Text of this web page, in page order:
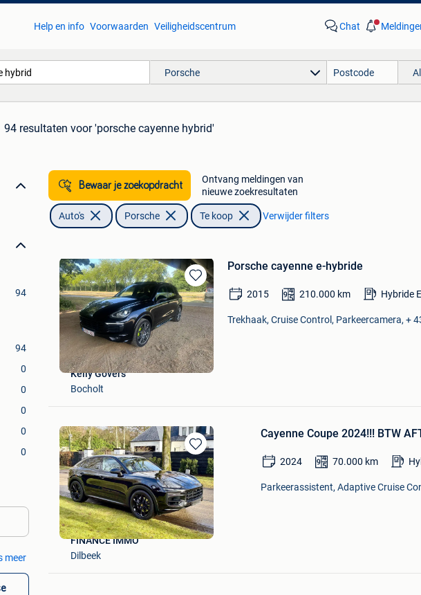
Help en info Voorwaarden Veiligheidscentrum Chat
Porsche
94 resultaten voor 'porsche cayenne hybrid'
94
94
0
0
0
0
0
meer
Bewaar je zoekopdracht
Ontvang meldingen van
nieuwe zoekresultaten
Auto's Porsche Te koop Verwijder filters
Bewaren
in
Mijn
Favorieten
Porsche cayenne e-hybride
2015 210.000 km Hybride
Trekhaak, Cruise Control, Parkeercamera, +
Kelly Govers
Bocholt
Bewaren
in
Mijn
Favorieten
Cayenne Coupe 2024!!! BTW
2024 70.000 km
Parkeerassistent, Adaptive Cruise
FINANCE IMMO
Dilbeek